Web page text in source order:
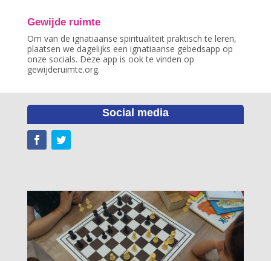
Gewijde ruimte
Om van de ignatiaanse spiritualiteit praktisch te leren,
plaatsen we dagelijks een ignatiaanse gebedsapp op
onze socials. Deze app is ook te vinden op
gewijderuimte.org.
Social media